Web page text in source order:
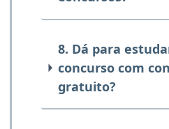
8. Dá para
concurso com
gratuito?